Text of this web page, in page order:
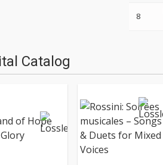
8
Catalog